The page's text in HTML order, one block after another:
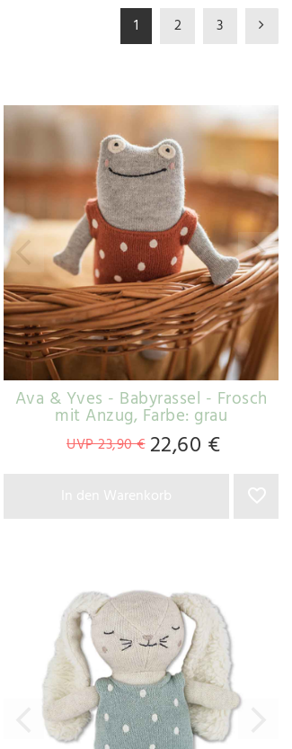
1 2 3
Ava & Yves - Babyrassel - Frosch
mit Anzug, Farbe: grau
UVP 23,90 € 22,60 €